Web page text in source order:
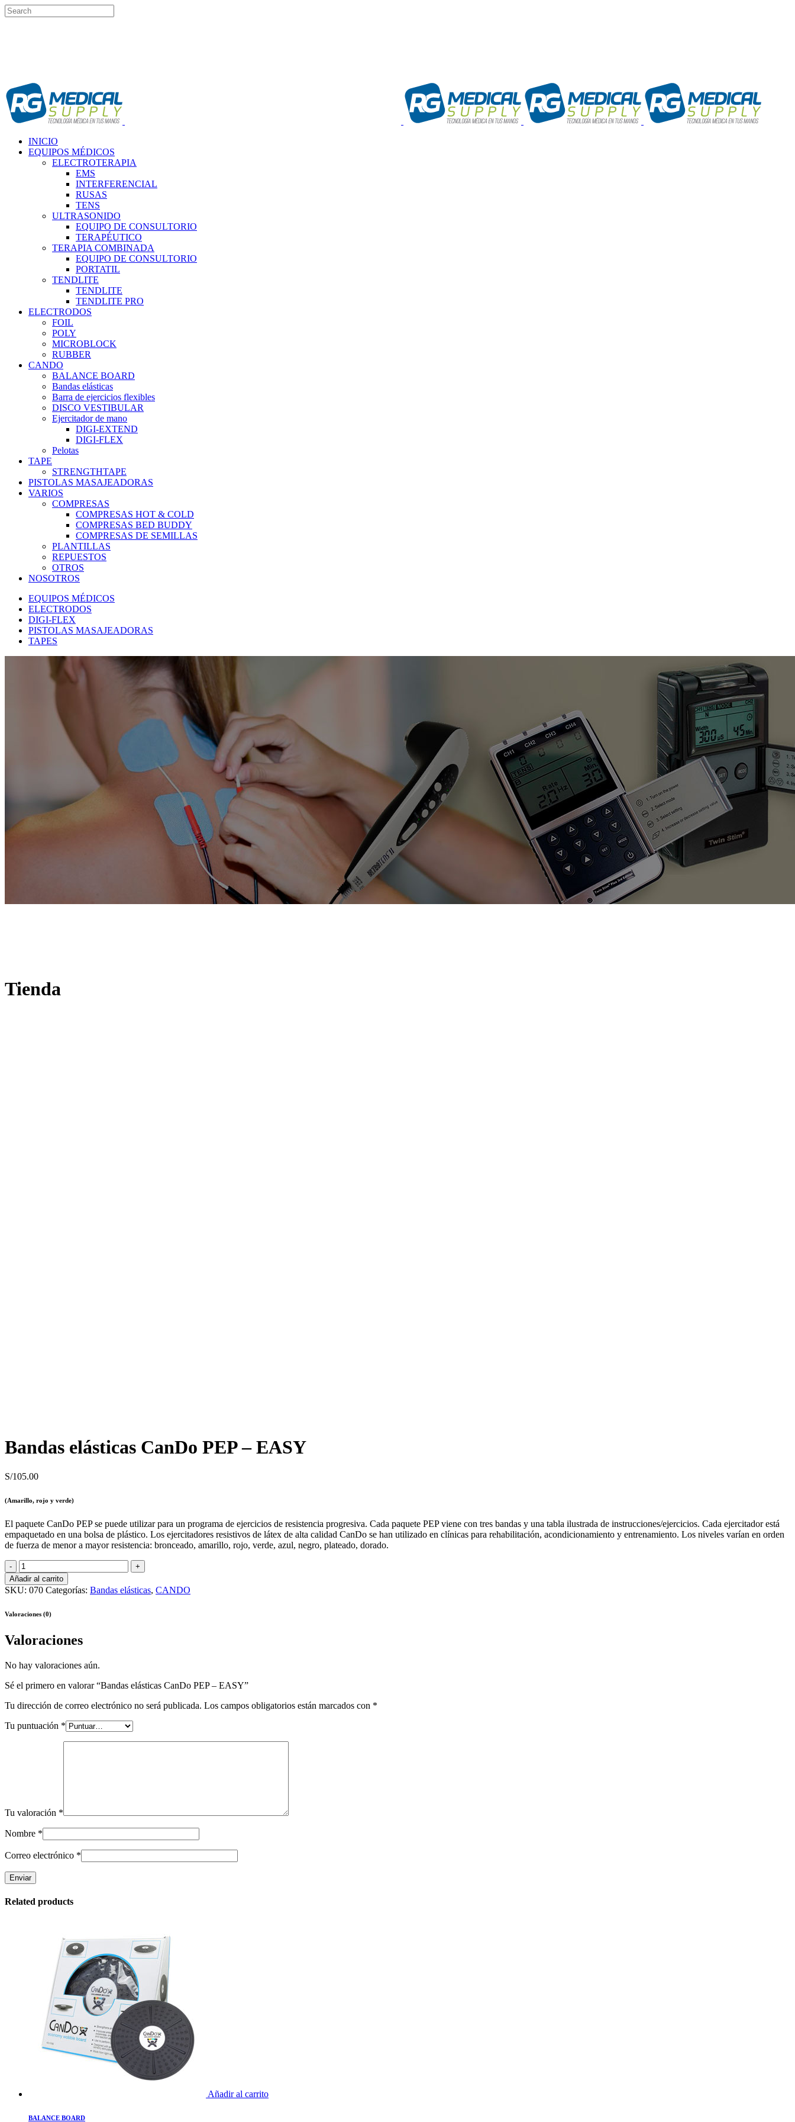
INICIO
EQUIPOS MÉDICOS
ELECTROTERAPIA
EMS
INTERFERENCIAL
RUSAS
TENS
ULTRASONIDO
EQUIPO DE CONSULTORIO
TERAPÉUTICO
TERAPIA COMBINADA
EQUIPO DE CONSULTORIO
PORTATIL
TENDLITE
TENDLITE
TENDLITE PRO
ELECTRODOS
FOIL
POLY
MICROBLOCK
RUBBER
CANDO
BALANCE BOARD
Bandas elásticas
Barra de ejercicios flexibles
DISCO VESTIBULAR
Ejercitador de mano
DIGI-EXTEND
DIGI-FLEX
Pelotas
TAPE
STRENGTHTAPE
PISTOLAS MASAJEADORAS
VARIOS
COMPRESAS
COMPRESAS HOT & COLD
COMPRESAS BED BUDDY
COMPRESAS DE SEMILLAS
PLANTILLAS
REPUESTOS
OTROS
NOSOTROS
EQUIPOS MÉDICOS
ELECTRODOS
DIGI-FLEX
PISTOLAS MASAJEADORAS
TAPES
Tienda
Bandas elásticas CanDo PEP – EASY
S/105.00
(Amarillo, rojo y verde)
El paquete CanDo PEP se puede utilizar para un programa de ejercicios de resistencia progresiva. Cada paquete PEP viene con tres bandas y una tabla ilustrada de instrucciones/ejercicios. Cada ejercitador está
empaquetado en una bolsa de plástico. Los ejercitadores resistivos de látex de alta calidad CanDo se han utilizado en clínicas para rehabilitación, acondicionamiento y entrenamiento. Los niveles varían en orden
de fuerza de menor a mayor resistencia: bronceado, amarillo, rojo, verde, azul, negro, plateado, dorado.
Bandas
elásticas
CanDo
PEP
EASY
Añadir al carrito
SKU: 070 Categorías: Bandas elásticas, CANDO
Valoraciones (0)
Valoraciones
No hay valoraciones aún.
Sé el primero en valorar “Bandas elásticas CanDo PEP – EASY”
Tu dirección de correo electrónico no será publicada. Los campos obligatorios están marcados con *
Tu puntuación *
Tu valoración *
Nombre *
Correo electrónico *
Related products
Añadir al carrito
BALANCE BOARD